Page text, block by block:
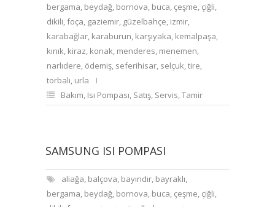
bergama, beydağ, bornova, buca, çeşme, çiğli,
dikili,foça, gaziemir, güzelbahçe, izmir,
karabağlar, karaburun, karşıyaka, kemalpaşa,
kınık, kiraz, konak, menderes, menemen,
narlıdere, ödemiş, seferihisar, selçuk,tire,
torbalı, urla
Bakım, Isı Pompası, Satış, Servis,Tamir
SAMSUNG ISI POMPASI
aliağa, balçova, bayındır, bayraklı,
bergama, beydağ, bornova, buca, çeşme, çiğli,